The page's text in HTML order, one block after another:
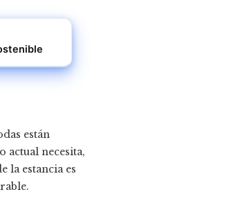
están
actual necesita,
la estancia es